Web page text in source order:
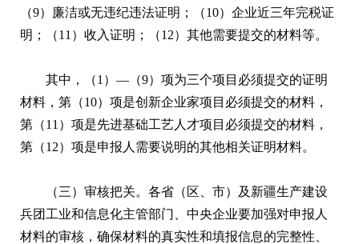
（9）廉洁或无违纪违法证明；（10）企业近三年完税证
明；（11）收入证明；（12）其他需要提交的材料等。
其中，（1）—（9）项为三个项目必须提交的证明
材料，第（10）项是创新企业家项目必须提交的材料，
第（11）项是先进基础工艺人才项目必须提交的材料，
第（12）项是申报人需要说明的其他相关证明材料。
（三）审核把关。各省（区、市）及新疆生产建设
兵团工业和信息化主管部门、中央企业要加强对申报人
材料的审核，确保材料的真实性和填报信息的完整性、